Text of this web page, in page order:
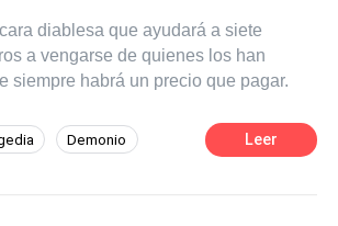
diablesa que ayudará a siete
a vengarse de quienes los han
siempre habrá un precio que pagar.
Demonio Leer